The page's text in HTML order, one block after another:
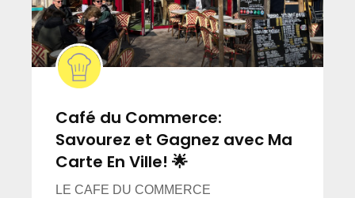
Café du Commerce:
Savourez et Gagnez avec Ma
Carte En Ville! 🌟
LE CAFE DU COMMERCE